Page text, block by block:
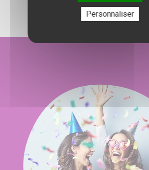
Personnaliser